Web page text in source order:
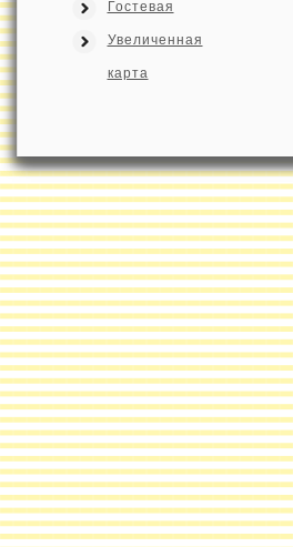
Гостевая
Увеличенная
карта